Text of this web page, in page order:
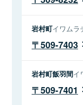
岩村町イワムラ
509-7403
岩村町飯羽間イ
509-7401